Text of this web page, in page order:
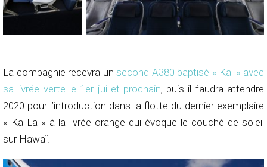
La compagnie recevra un second A380 baptisé « Kai » avec
sa livrée verte le 1er juillet prochain, puis il faudra attendre
2020 pour l’introduction dans la flotte du dernier exemplaire
« Ka La » à la livrée orange qui évoque le couché de soleil
sur Hawaï.